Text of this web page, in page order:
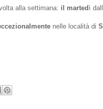
alla settimana: il martedì
nelle località di